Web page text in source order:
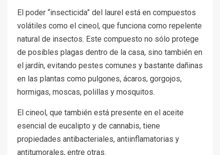
El poder “insecticida” del laurel está en compuestos
volátiles como el cineol, que funciona como repelente
natural de insectos. Este compuesto no sólo protege
de posibles plagas dentro de la casa, sino también en
el jardín, evitando pestes comunes y bastante dañinas
en las plantas como pulgones, ácaros, gorgojos,
hormigas, moscas, polillas y mosquitos.
El cineol, que también está presente en el aceite
esencial de eucalipto y de cannabis, tiene
propiedades antibacteriales, antiinflamatorias y
antitumorales, entre otras.